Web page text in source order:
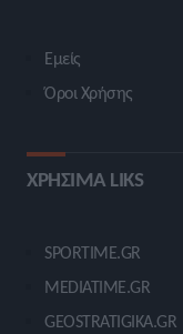
Εμείς
Όροι Χρήσης
ΧΡΗΣΙΜΑ LIKS
SPORTIME.GR
MEDIATIME.GR
GEOSTRATIGIKA.GR